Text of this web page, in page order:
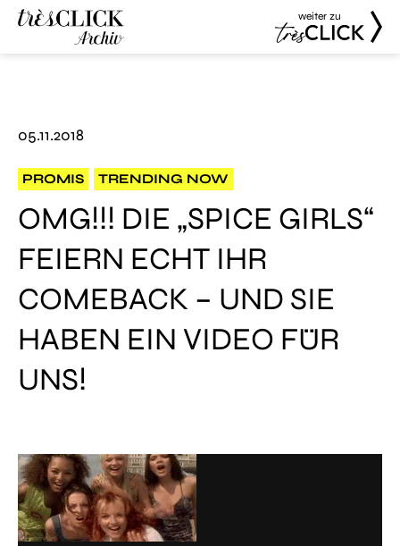
weiter zu
05.11.2018
PROMIS TRENDING NOW
OMG!!! DIE „SPICE GIRLS“
FEIERN ECHT IHR
COMEBACK – UND SIE
HABEN EIN VIDEO FÜR
UNS!